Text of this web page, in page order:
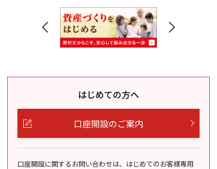
はじめての方へ
口座開設のご案内
口座開設に関するお問い合わせは、はじめてのお客様専用